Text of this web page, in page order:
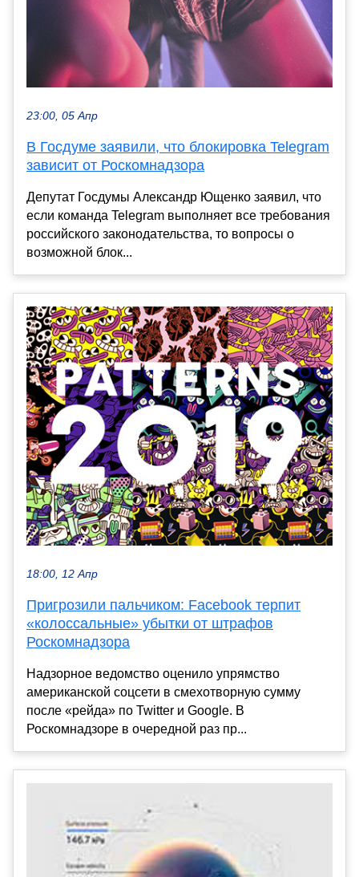
23:00, 05 Апр
В Госдуме заявили, что блокировка Telegram
зависит от Роскомнадзора
Депутат Госдумы Александр Ющенко заявил, что
если команда Telegram выполняет все требования
российского законодательства, то вопросы о
возможной блок...
18:00, 12 Апр
Пригрозили пальчиком: Facebook терпит
«колоссальные» убытки от штрафов
Роскомнадзора
Надзорное ведомство оценило упрямство
американской соцсети в смехотворную сумму
после «рейда» по Twitter и Google. В
Роскомнадзоре в очередной раз пр...